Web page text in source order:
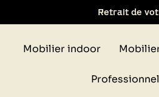
Retrait de
Mobilier indoor